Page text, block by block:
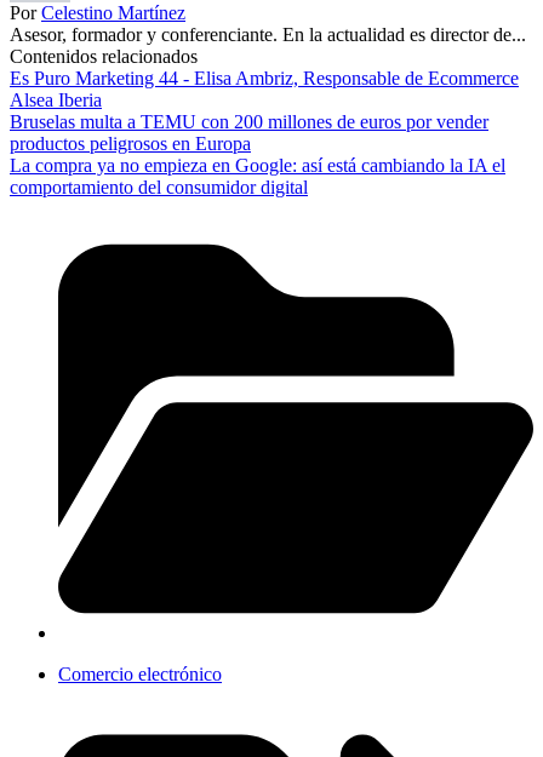
PorCelestino Martínez
Asesor, formador y conferenciante. En la actualidad es director de...
Contenidos relacionados
Es Puro Marketing 44 - Elisa Ambriz, Responsable de Ecommerce
Alsea Iberia
Bruselas multa a TEMU con 200 millones de euros por vender
productos peligrosos en Europa
La compra ya no empieza en Google: así está cambiando la IA el
comportamiento del consumidor digital
Comercio electrónico